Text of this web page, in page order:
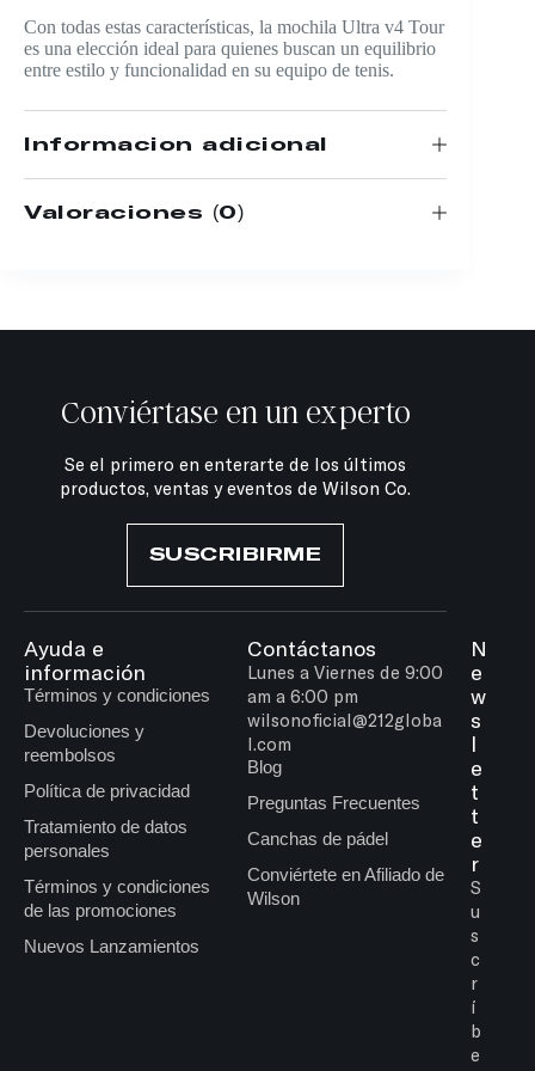
Con todas estas características, la mochila Ultra v4 Tour
es una elección ideal para quienes buscan un equilibrio
entre estilo y funcionalidad en su equipo de tenis.
Información adicional
Valoraciones (0)
Conviértase en un experto
Se el primero en enterarte de los últimos
productos, ventas y eventos de Wilson Co.
SUSCRIBIRME
Ayuda e
información
Términos y condiciones
Devoluciones y
reembolsos
Política de privacidad
Tratamiento de datos
personales
Términos y condiciones
de las promociones
Nuevos Lanzamientos
Contáctanos
Lunes a Viernes de 9:00
am a 6:00 pm
wilsonoficial@212globa
l.com
Blog
Preguntas Frecuentes
Canchas de pádel
Conviértete en Afiliado de
Wilson
N
e
w
s
l
e
t
t
e
r
S
u
s
c
r
í
b
e